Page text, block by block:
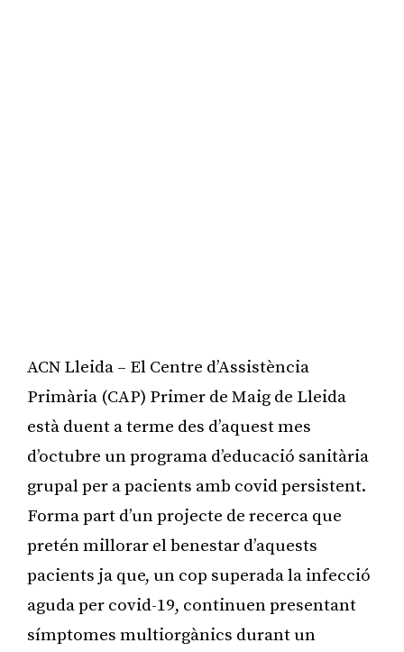
ACN Lleida – El Centre d’Assistència
Primària (CAP) Primer de Maig de Lleida
està duent a terme des d’aquest mes
d’octubre un programa d’educació sanitària
grupal per a pacients amb covid persistent.
Forma part d’un projecte de recerca que
pretén millorar el benestar d’aquests
pacients ja que, un cop superada la infecció
aguda per covid-19, continuen presentant
símptomes multiorgànics durant un